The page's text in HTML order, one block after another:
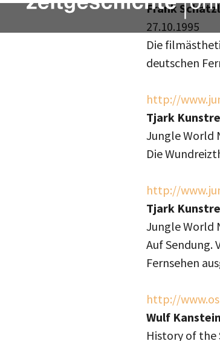
Frank
27.10.1995
Die
deutschen
http://
Tjark
Jungle World
Die
http://
Tjark
Jungle World
Auf Sendung.
Fernsehen
http://
Wulf
History of the